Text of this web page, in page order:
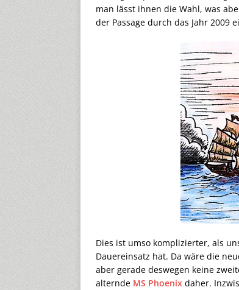
man lässt ihnen die Wahl, was
der Passage durch das Jahr 2009
Dies ist umso komplizierter, als
Dauereinsatz hat. Da wäre die
aber gerade deswegen keine
alternde MS Phoenix daher.